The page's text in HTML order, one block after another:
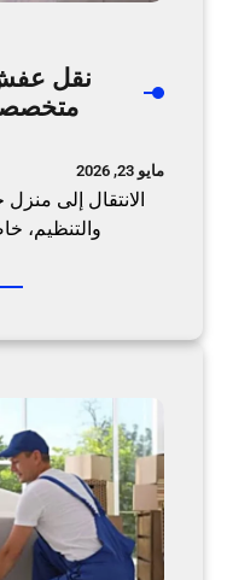
نقل عفش
مايو 23, 2026
الانتقال إلى
والتنظيم،